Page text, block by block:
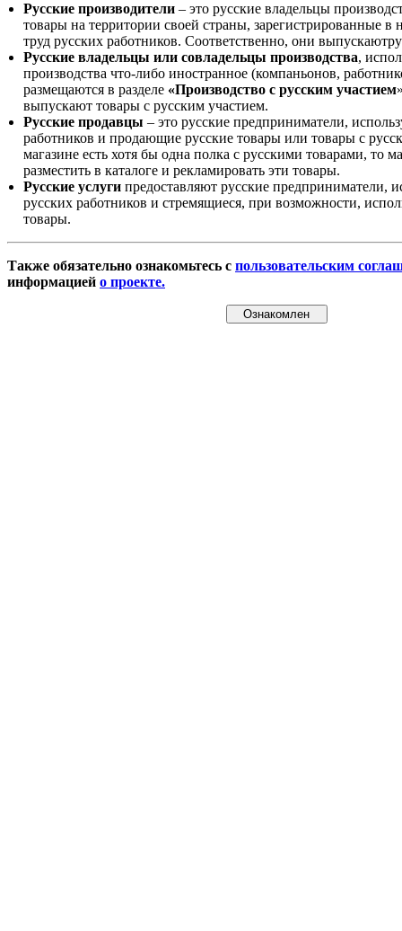
Русские производители – это русские владельцы
товары на территории своей страны, зарегистрированные
труд русских работников. Соответственно, они
Русские владельцы или совладельцы производства,
производства что-либо иностранное (компаньонов,
размещаются в разделе «Производство с русским участием
выпускают товары с русским участием.
Русские продавцы – это русские предприниматели,
работников и продающие русские товары или товары с
магазине есть хотя бы одна полка с русскими товарами, то
разместить в каталоге и рекламировать эти товары.
Русские услуги предоставляют русские предприниматели,
русских работников и стремящиеся, при возможности,
товары.
Также обязательно ознакомьтесь с пользовательским
информацией о проекте.
Ознакомлен